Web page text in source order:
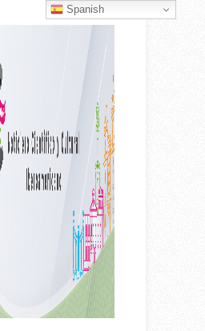
Spanish